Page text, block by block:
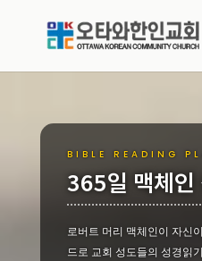
BIBLE READING
365일 맥체인
로버트 머리 맥체인이 자신
드로 교회 성도들의 성경읽